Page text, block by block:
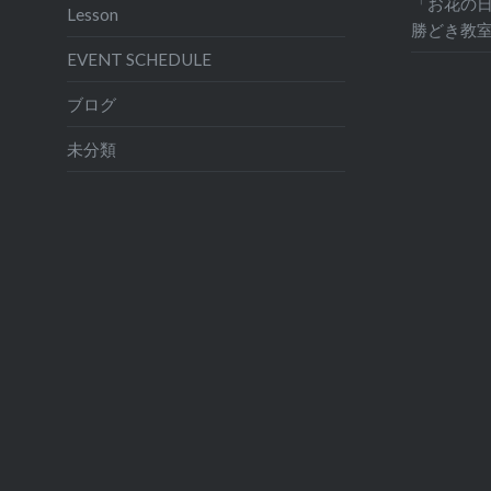
勝どき教
Lesson
EVENT SCHEDULE
ブログ
未分類